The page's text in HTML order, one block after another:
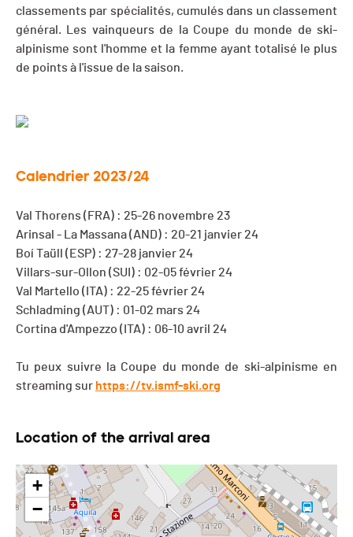
classements par spécialités, cumulés dans un classement
général. Les vainqueurs de la Coupe du monde de ski-
alpinisme sont l'homme et la femme ayant totalisé le plus
de points à l'issue de la saison.
Calendrier 2023/24
Val Thorens (FRA) : 25-26 novembre 23
Arinsal - La Massana (AND) : 20-21 janvier 24
Boí Taüll (ESP) : 27-28 janvier 24
Villars-sur-Ollon (SUI) : 02-05 février 24
Val Martello (ITA) : 22-25 février 24
Schladming (AUT) : 01-02 mars 24
Cortina d'Ampezzo (ITA) : 06-10 avril 24
Tu peux suivre la Coupe du monde de ski-alpinisme en
streaming sur https://tv.ismf-ski.org
Location of the arrival area
+
−